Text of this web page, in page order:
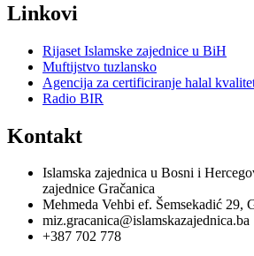
Linkovi
Rijaset Islamske zajednice u BiH
Muftijstvo tuzlansko
Agencija za certificiranje halal
Radio BIR
Kontakt
Islamska zajednica u Bosni i
zajednice Gračanica
Mehmeda Vehbi ef. Šemsekadić 29,
miz.gracanica@islamskazajednica.ba
+387 702 778